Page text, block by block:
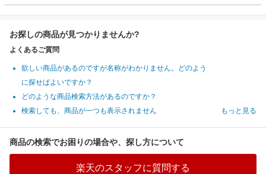
お探しの商品が見つかりませんか?
よくあるご質問
欲しい商品があるのですが名称がわかりません。どのよう
に探せばよいですか？
どのような商品検索方法があるのですか？
検索しても、商品が一つも表示されません
もっと見る
商品の検索でお困りの場合や、探し方について
楽天のスタッフに質問する